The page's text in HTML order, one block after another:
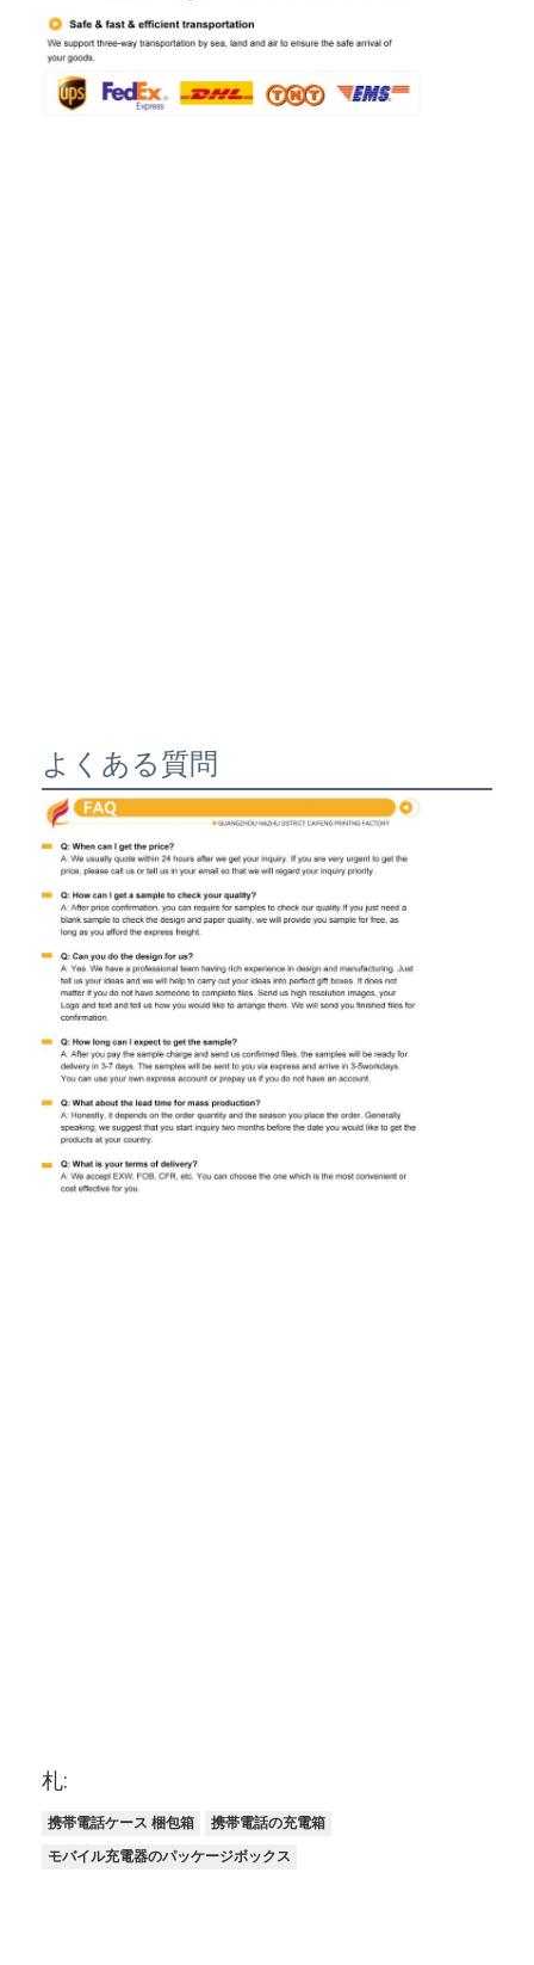
よくある質問
札:
携帯電話ケース 梱包箱
携帯電話の充電箱
モバイル充電器のパッケージボックス